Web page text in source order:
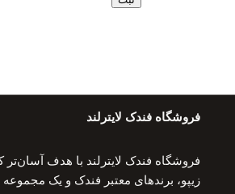
فروشگاه فندک لایترلند
فروشگاه فندک لایترلند با هدف آسان‌تر
زیپو، برندهای معتبر فندک و یک مجموعه